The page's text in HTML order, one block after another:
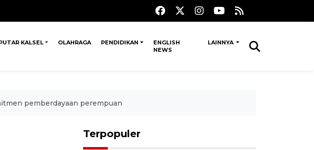
KALSEL OLAHRAGA PENDIDIKAN
ENGLISH
NEWS
LAINNYA
pemberdayaan perempuan
Terpopuler